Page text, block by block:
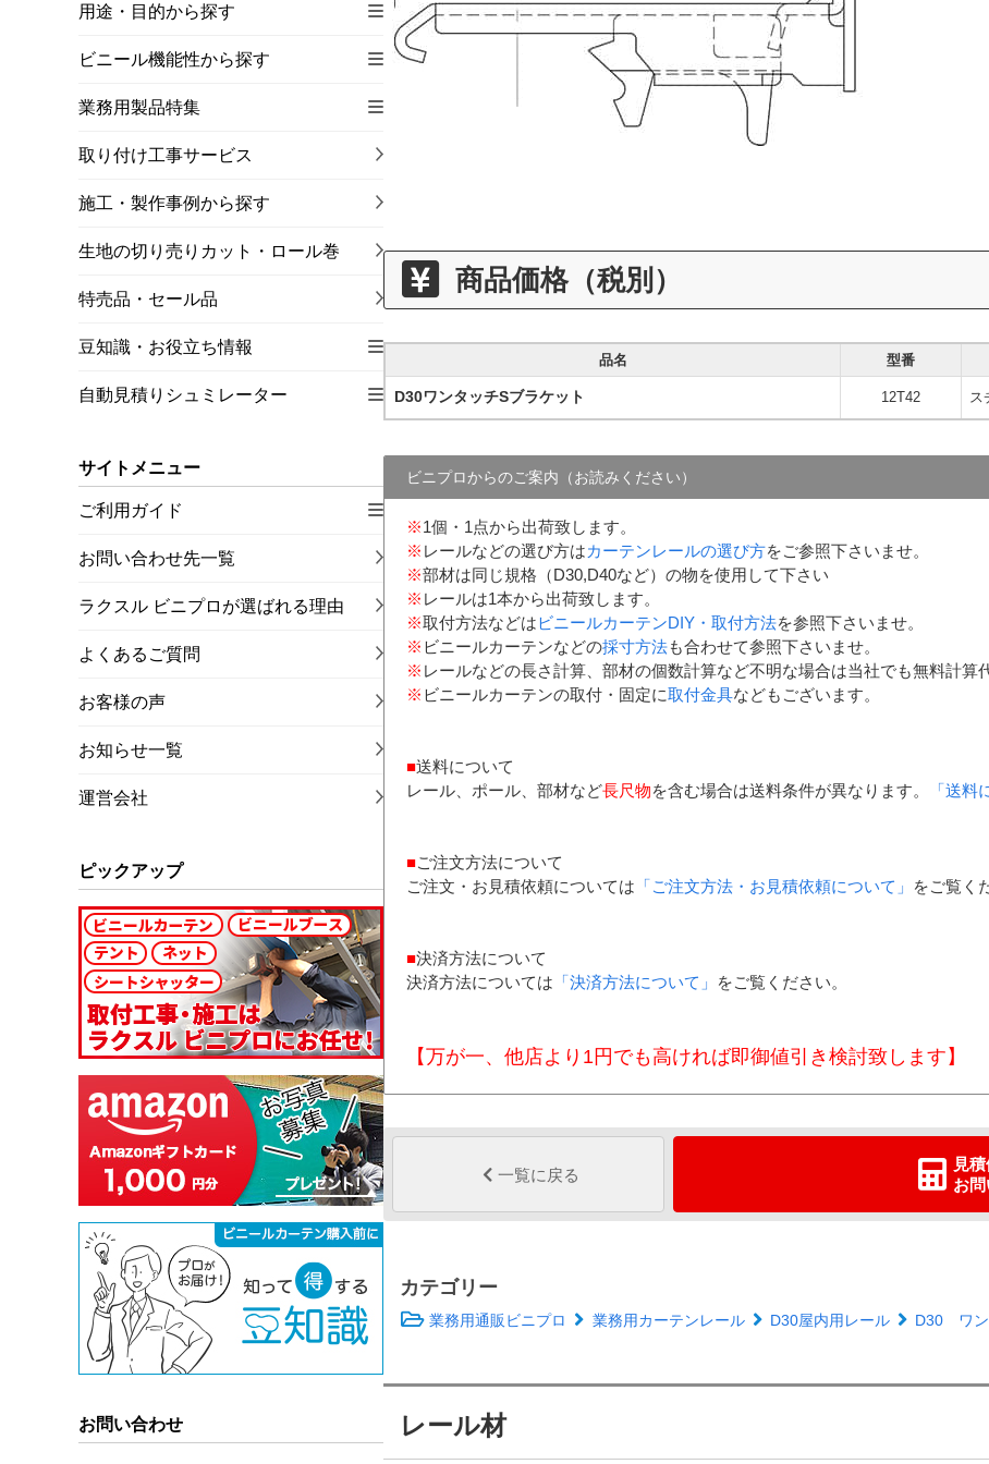
商品価格（税別）
品名 型番
D30ワンタッチSブラケット 12T42 ス
ビニプロからのご案内（お読みください）
※1個・1点から出荷致します。
※ レールなどの選び方はカーテンレールの選び方をご参照下さいませ。
※部材は同じ規格（D30,D40など）の物を使用して下さい
※ レールは1本から出荷致します。
※取付方法などはビニールカーテンDIY・取付方法を参照下さいませ。
※ ビニールカーテンなどの採寸方法も合わせて参照下さいませ。
※ レールなどの長さ計算、部材の個数計算など不明な場合は当社でも無料計算
※ ビニールカーテンの取付・固定に取付金具などもございます。
■送料について
レール、ポール、部材など長尺物を含む場合は送料条件が異なります。 「送料
■ご注文方法について
ご注文・お見積依頼については 「ご注文方法・お見積依頼について」 をご覧く
■決済方法について
決済方法については 「決済方法について」 をご覧ください。
【万が一、他店より1円でも高ければ即御値引き検討致します】
一覧に戻る
見
お
カテゴリー
業務用通販ビニプロ 業務用カーテンレール D30屋内用レール D30 ワン
レール材
用途・目的から探す
ビニール機能性から探す
業務用製品特集
取り付け工事サービス
施工・製作事例から探す
生地の切り売りカット・ロール巻
特売品・セール品
豆知識・お役立ち情報
自動見積りシュミレーター
サイトメニュー
ご利用ガイド
お問い合わせ先一覧
ラクスル ビニプロが選ばれる理由
よくあるご質問
お客様の声
お知らせ一覧
運営会社
ピックアップ
お問い合わせ